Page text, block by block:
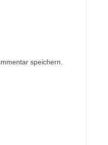
speichern.